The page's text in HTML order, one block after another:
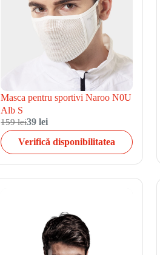
Masca pentru sportivi Naroo N0U
Alb S
159 lei39 lei
Verifică disponibilitatea